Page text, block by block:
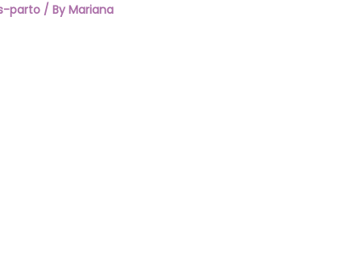
parto/ By Mariana